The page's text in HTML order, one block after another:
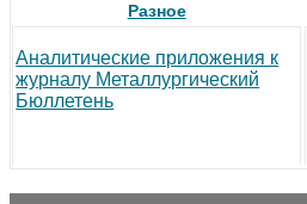
Разное
Аналитические приложения к
журналу Металлургический
Бюллетень